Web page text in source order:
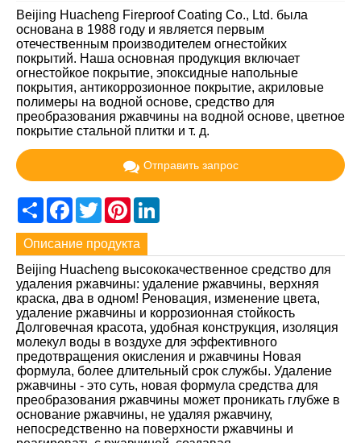
Beijing Huacheng Fireproof Coating Co., Ltd. была
основана в 1988 году и является первым
отечественным производителем огнестойких
покрытий. Наша основная продукция включает
огнестойкое покрытие, эпоксидные напольные
покрытия, антикоррозионное покрытие, акриловые
полимеры на водной основе, средство для
преобразования ржавчины на водной основе, цветное
покрытие стальной плитки и т. д.
Отправить запрос
ShareFacebook
TwitterPinterest
Описание продукта
Beijing Huacheng высококачественное средство для
удаления ржавчины: удаление ржавчины, верхняя
краска, два в одном! Реновация, изменение цвета,
удаление ржавчины и коррозионная стойкость
Долговечная красота, удобная конструкция, изоляция
молекул воды в воздухе для эффективного
предотвращения окисления и ржавчины Новая
формула, более длительный срок службы. Удаление
ржавчины - это суть, новая формула средства для
преобразования ржавчины может проникать глубже в
основание ржавчины, не удаляя ржавчину,
непосредственно на поверхности ржавчины и